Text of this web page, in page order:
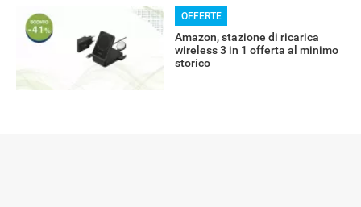
OFFERTE
Amazon, stazione di ricarica
wireless 3 in 1 offerta al minimo
storico